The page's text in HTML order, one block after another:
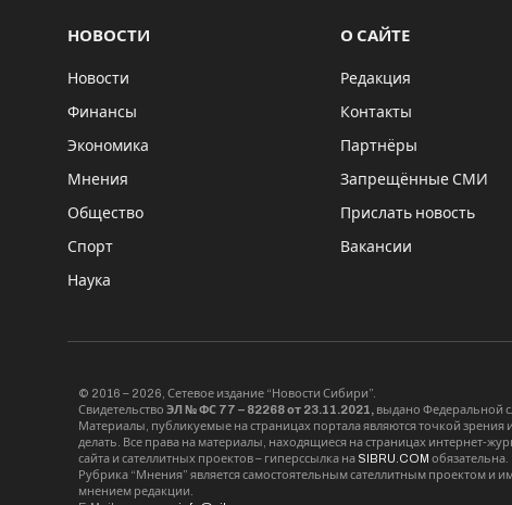
НОВОСТИ
Новости
Финансы
Экономика
Мнения
Общество
Спорт
Наука
О САЙТЕ
Редакция
Контакты
Партнёры
Запрещённые СМИ
Прислать новость
Вакансии
© 2016 – 2026, Сетевое издание “Новости Сибири”.
Свидетельство ЭЛ № ФС 77 – 82268 от 23.11.2021, выдано Федеральной
Материалы, публикуемые на страницах портала являются точкой зрения
делать. Все права на материалы, находящиеся на страницах интернет-
сайта и сателлитных проектов – гиперссылка на SIBRU.COM обязательна.
Рубрика “Мнения” является самостоятельным сателлитным проектом и
мнением редакции.